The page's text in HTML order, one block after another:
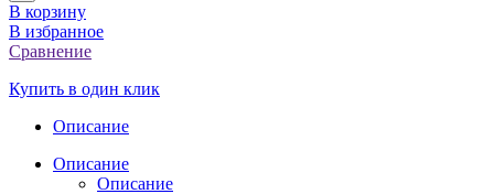
В корзину
В избранное
Сравнение
Купить в один клик
Описание
Описание
Описание